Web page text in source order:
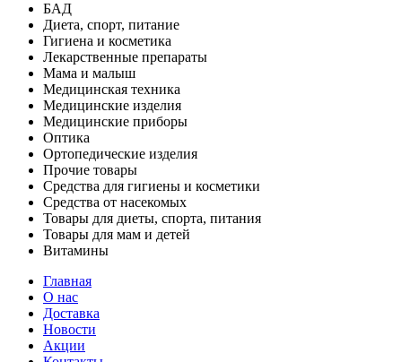
БАД
Диета, спорт, питание
Гигиена и косметика
Лекарственные препараты
Мама и малыш
Медицинская техника
Медицинские изделия
Медицинские приборы
Оптика
Ортопедические изделия
Прочие товары
Средства для гигиены и косметики
Средства от насекомых
Товары для диеты, спорта, питания
Товары для мам и детей
Витамины
Главная
О нас
Доставка
Новости
Акции